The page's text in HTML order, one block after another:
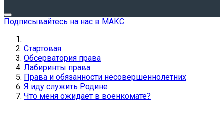
Подписывайтесь на нас в МАКС
Стартовая
Обсерватория права
Лабиринты права
Права и обязанности несовершеннолетних
Я иду служить Родине
Что меня ожидает в военкомате?